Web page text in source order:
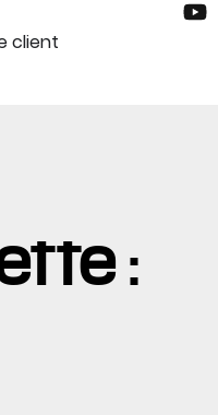
client
: